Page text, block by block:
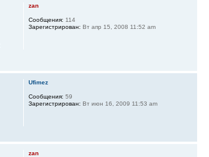
zan
Сообщения: 114
Зарегистрирован: Вт апр 15, 2008 11:52 am
Ufimez
Сообщения: 59
Зарегистрирован: Вт июн 16, 2009 11:53 am
zan